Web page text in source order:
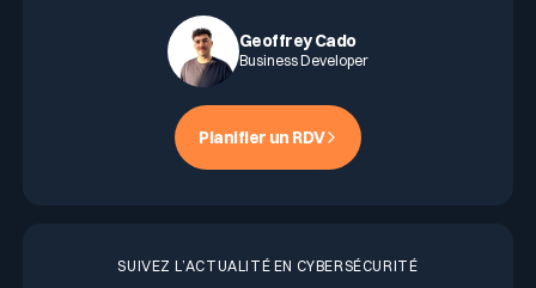
Geoffrey Cado
Business Developer
Planifier un RDV
SUIVEZ L’ACTUALITÉ EN CYBERSÉCURITÉ